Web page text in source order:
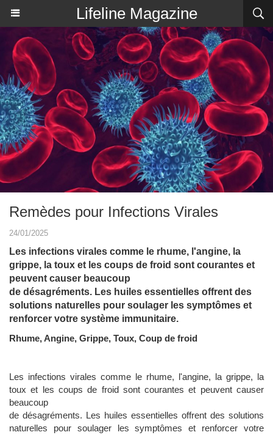
Lifeline Magazine
Remèdes pour Infections Virales
24/01/2025
Les infections virales comme le rhume, l'angine, la
grippe, la toux et les coups de froid sont courantes et
peuvent causer beaucoup
de désagréments. Les huiles essentielles offrent des
solutions naturelles pour soulager les symptômes et
renforcer votre système immunitaire.
Rhume, Angine, Grippe, Toux, Coup de froid
Les infections virales comme le rhume, l'angine, la grippe, la
toux et les coups de froid sont courantes et peuvent causer
beaucoup
de désagréments. Les huiles essentielles offrent des solutions
naturelles pour soulager les symptômes et renforcer votre